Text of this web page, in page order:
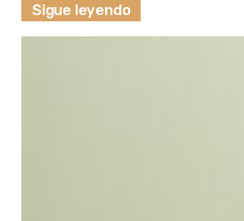
Sigue leyendo